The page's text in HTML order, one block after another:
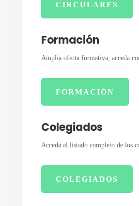
CIRCULARES
Formación
Amplia oferta formativa, acceda
FORMACIÓN
Colegiados
Acceda al listado completo de los
COLEGIADOS